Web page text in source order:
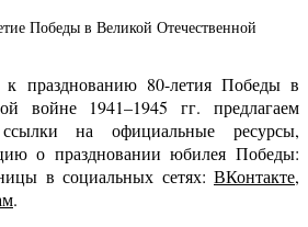
Победы в Великой Отечественной
празднованию 80-летия Победы в
войне 1941–1945 гг. предлагаем
на официальные ресурсы,
о праздновании юбилея Победы:
в социальных сетях: ВКонтакте,
.